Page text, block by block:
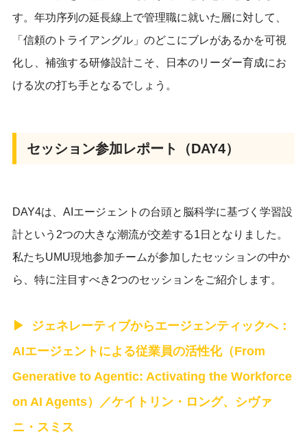
す。年功序列の延長線上で管理職に就いた層に対して、
「信頼のトライアングル」のどこにブレがあるかを可視
化し、補強する研修設計こそ、日本のリーダー育成にお
ける次の打ち手となるでしょう。
セッション参加レポート（DAY4）
DAY4は、AIエージェントの台頭と脳科学に基づく学習設
計という2つの大きな潮流が交差する1日となりました。
私たちUMU現地参加チームが参加したセッションの中か
ら、特に注目すべき2つのセッションをご紹介します。
ジェネレーティブからエージェンティックへ：
AIエージェントによる従業員の活性化（From
Generative to Agentic: Activating the Workforce
on AI Agents）／ケイトリン・ロング、シヴァ
ニ・スミス